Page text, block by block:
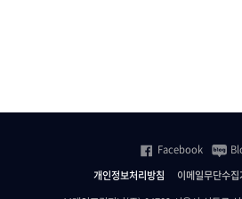
개인정보처리방침 이메일무단수
Facebook